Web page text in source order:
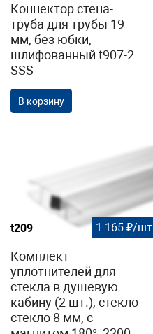
Коннектор стена-
труба для трубы 19
мм, без юбки,
шлифованный t907-2
SSS
В корзину
t209 1 165 ₽/шт
Комплект
уплотнителей для
стекла в душевую
кабину (2 шт.), стекло-
стекло 8 мм, с